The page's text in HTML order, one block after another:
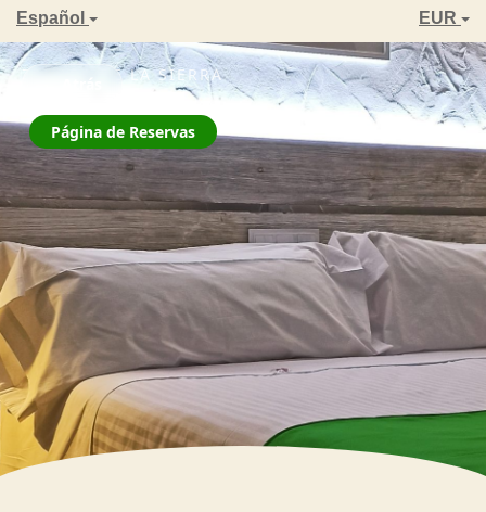
Español EUR
ZAHARA DE LA SIERRA
La Jarana
Página de Reservas